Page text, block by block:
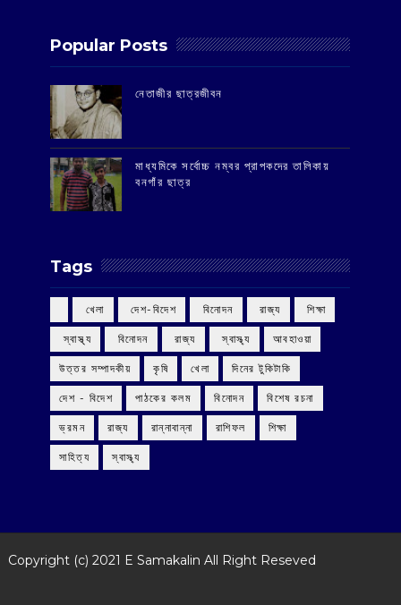
Popular Posts
‌নেতাজীর ছাত্রজীবন
মাধ্যমিকে সর্বোচ্চ নম্বর প্রাপকদের তালিকায়
বনগাঁর ছাত্র
Tags
‌ খেলা ‌ দেশ-বিদেশ ‌ বিনোদন ‌ রাজ্য ‌ শিক্ষা
‌ স্বাস্থ্য ‌ বিনোদন ‌ রাজ্য ‌ স্বাস্থ্য আবহাওয়া
উত্তর সম্পাদকীয় কৃষি খেলা দিনের টুকিটাকি
দেশ - বিদেশ পাঠকের কলম বিনোদন বিশেষ রচনা
ভ্রমন রাজ্য রান্নাবান্না রাশিফল শিক্ষা
সাহিত্য স্বাস্থ্য
Copyright (c) 2021 E Samakalin All Right Reseved